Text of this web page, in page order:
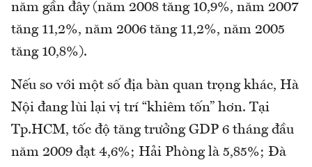
năm gần đây (năm 2008 tăng 10,9%, năm 2007
tăng 11,2%, năm 2006 tăng 11,2%, năm 2005
tăng 10,8%).
Nếu so với một số địa bàn quan trọng khác, Hà
Nội đang lùi lại vị trí “khiêm tốn” hơn. Tại
Tp.HCM, tốc độ tăng trưởng GDP 6 tháng đầu
năm 2009 đạt 4,6%; Hải Phòng là 5,85%; Đà